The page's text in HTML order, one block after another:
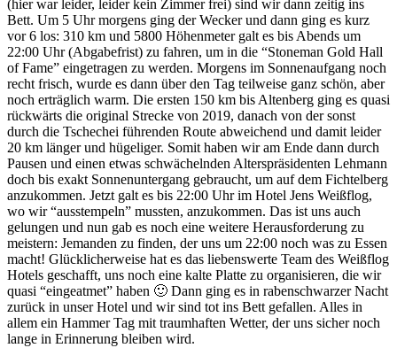
(hier war leider, leider kein Zimmer frei) sind wir dann zeitig ins
Bett. Um 5 Uhr morgens ging der Wecker und dann ging es kurz
vor 6 los: 310 km und 5800 Höhenmeter galt es bis Abends um
22:00 Uhr (Abgabefrist) zu fahren, um in die “Stoneman Gold Hall
of Fame” eingetragen zu werden. Morgens im Sonnenaufgang noch
recht frisch, wurde es dann über den Tag teilweise ganz schön, aber
noch erträglich warm. Die ersten 150 km bis Altenberg ging es quasi
rückwärts die original Strecke von 2019, danach von der sonst
durch die Tschechei führenden Route abweichend und damit leider
20 km länger und hügeliger. Somit haben wir am Ende dann durch
Pausen und einen etwas schwächelnden Alterspräsidenten Lehmann
doch bis exakt Sonnenuntergang gebraucht, um auf dem Fichtelberg
anzukommen. Jetzt galt es bis 22:00 Uhr im Hotel Jens Weißflog,
wo wir “ausstempeln” mussten, anzukommen. Das ist uns auch
gelungen und nun gab es noch eine weitere Herausforderung zu
meistern: Jemanden zu finden, der uns um 22:00 noch was zu Essen
macht! Glücklicherweise hat es das liebenswerte Team des Weißflog
Hotels geschafft, uns noch eine kalte Platte zu organisieren, die wir
quasi “eingeatmet” haben 🙂 Dann ging es in rabenschwarzer Nacht
zurück in unser Hotel und wir sind tot ins Bett gefallen. Alles in
allem ein Hammer Tag mit traumhaften Wetter, der uns sicher noch
lange in Erinnerung bleiben wird.